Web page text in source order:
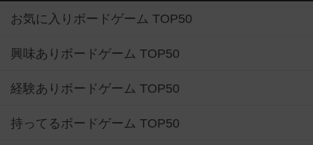
お気に入りボードゲーム TOP50
興味ありボードゲーム TOP50
経験ありボードゲーム TOP50
持ってるボードゲーム TOP50